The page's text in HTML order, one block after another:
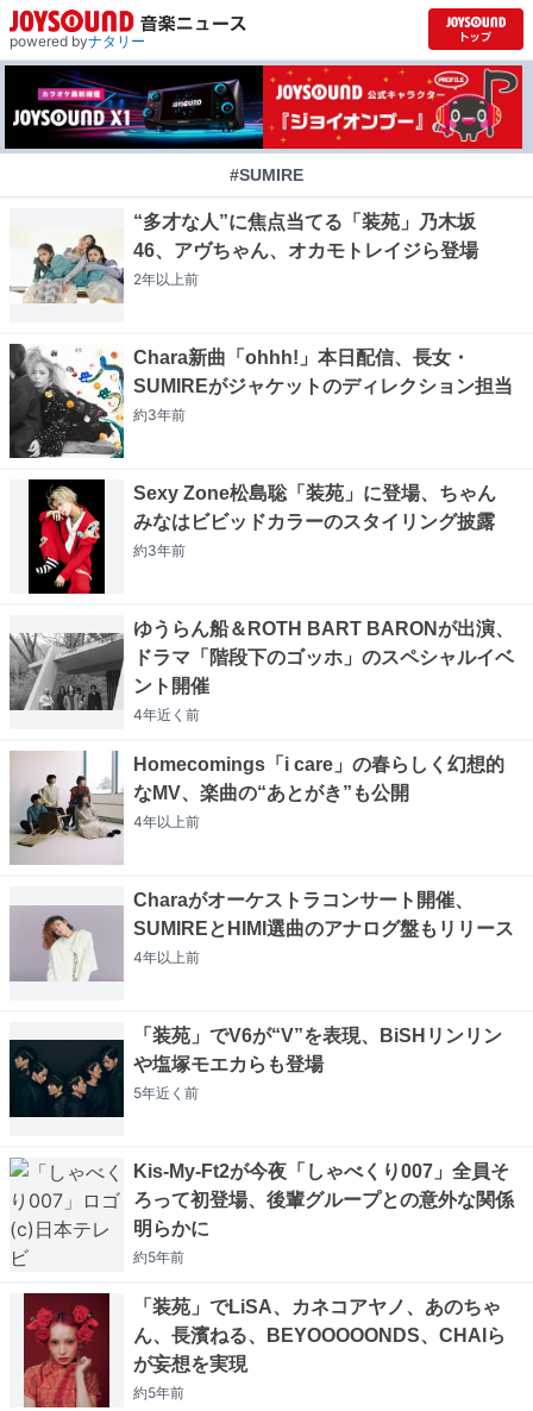
powered byナタリー
#SUMIRE
“多才な人”に焦点当てる「装苑」乃木坂
46、アヴちゃん、オカモトレイジら登場
2年以上前
Chara新曲「ohhh!」本日配信、長女・
SUMIREがジャケットのディレクション担当
約3年前
Sexy Zone松島聡「装苑」に登場、ちゃん
みなはビビッドカラーのスタイリング披露
約3年前
ゆうらん船＆ROTH BART BARONが出演、
ドラマ「階段下のゴッホ」のスペシャルイベ
ント開催
4年近く 前
Homecomings「i care」の春らしく幻想的
なMV、楽曲の“あとがき”も公開
4年以上前
Charaがオーケストラコンサート開催、
SUMIREとHIMI選曲のアナログ盤もリリース
4年以上前
「装苑」でV6が“V”を表現、BiSHリンリン
や塩塚モエカらも登場
5年近く 前
Kis-My-Ft2が今夜「しゃべくり007」全員そ
ろって初登場、後輩グループとの意外な関係
明らかに
約5年前
「装苑」でLiSA、カネコアヤノ、あのちゃ
ん、長濱ねる、BEYOOOOONDS、CHAIら
が妄想を実現
約5年前